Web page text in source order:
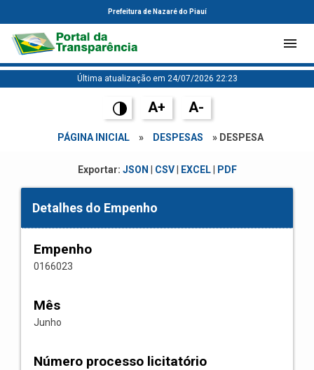
Prefeitura de Nazaré do Piauí
Última atualização em 24/07/2026 22:23
A+ A-
PÁGINA INICIAL » DESPESAS » DESPESA
Exportar: JSON CSV| EXCEL| PDF
Detalhes do Empenho
Empenho
0166023
Mês
Junho
Número processo licitatório